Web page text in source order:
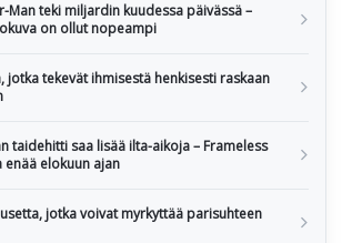
Man teki miljardin kuudessa päivässä –
on ollut nopeampi
jotka tekevät ihmisestä henkisesti raskaan
taidehitti saa lisää ilta-aikoja – Frameless
enää elokuun ajan
jotka voivat myrkyttää parisuhteen